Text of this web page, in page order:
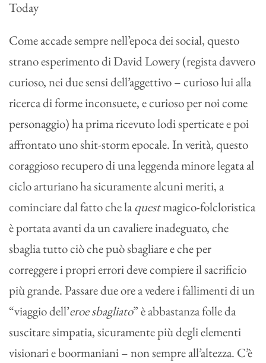
Come accade sempre nell’epoca dei social, questo
strano esperimento di David Lowery (regista davvero
curioso, nei due sensi dell’aggettivo – curioso lui alla
ricerca di forme inconsuete, e curioso per noi come
personaggio) ha prima ricevuto lodi sperticate e poi
affrontato uno shit-storm epocale. In verità, questo
coraggioso recupero di una leggenda minore legata al
ciclo arturiano ha sicuramente alcuni meriti, a
cominciare dal fatto che laquestmagico-folcloristica
è portata avanti da un cavaliere inadeguato, che
sbaglia tutto ciò che può sbagliare e che per
correggere i propri errori deve compiere il sacrificio
più grande. Passare due ore a vedere i fallimenti di un
“viaggio dell’eroe sbagliato” è abbastanza folle da
suscitare simpatia, sicuramente più degli elementi
visionari e boormaniani – non sempre all’altezza. C’è